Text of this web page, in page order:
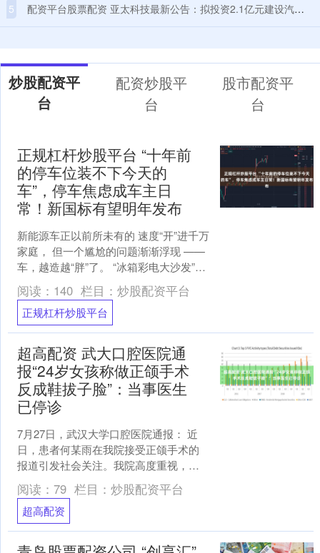
5 配资平台股票配资 亚太科技最新公告：拟投资2.1亿元建设汽车轻量化铝材生产线技术改造项目
炒股配资平
台
配资炒股平
台
股市配资平
台
正规杠杆炒股平台 “十年前
的停车位装不下今天的
车”，停车焦虑成车主日
常！新国标有望明年发布
新能源车正以前所未有的 速度“开”进千万
家庭， 但一个尴尬的问题渐渐浮现 ——
车，越造越“胖”了。 “冰箱彩电大沙发”成
了标配，零重力座椅、无线充电、杯
托……配....
阅读： 140 栏目： 炒股配资平台
正规杠杆炒股平台
超高配资 武大口腔医院通
报“24岁女孩称做正颌手术
反成鞋拔子脸”：当事医生
已停诊
7月27日，武汉大学口腔医院通报： 近
日，患者何某雨在我院接受正颌手术的
报道引发社会关注。我院高度重视，已
成立专项调查组开展核查，目前，当事
医生已停诊配合调查。....
阅读： 79 栏目： 炒股配资平台
超高配资